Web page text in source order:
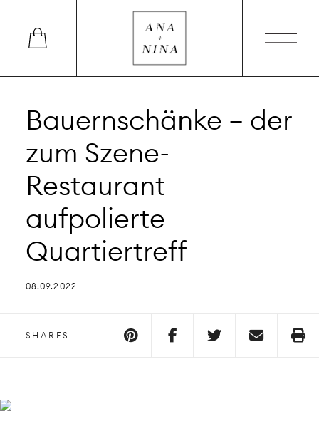
Bauernschänke – der
zum Szene-
Restaurant
aufpolierte
Quartiertreff
08.09.2022
SHARES